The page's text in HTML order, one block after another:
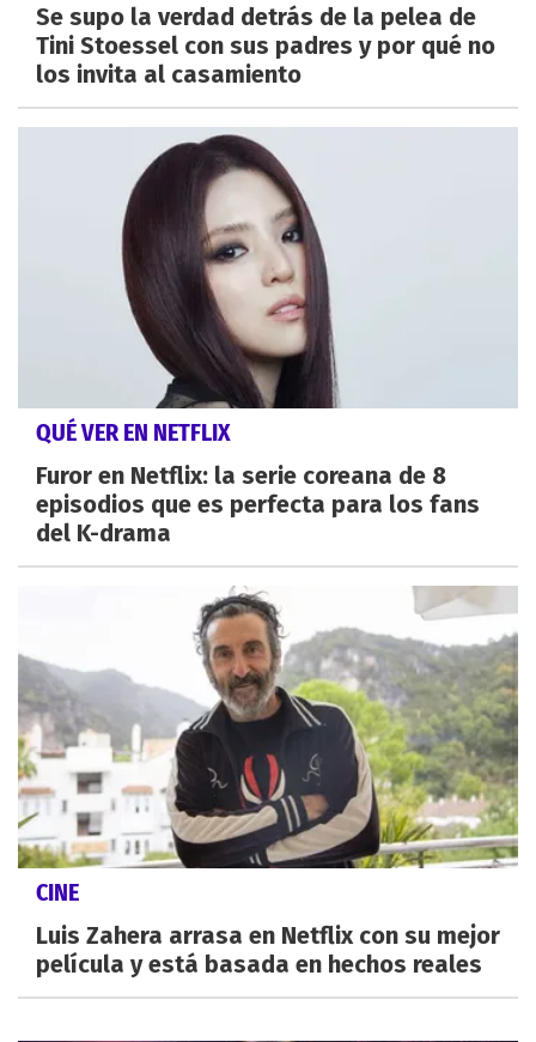
Se supo la verdad detrás de la pelea de
Tini Stoessel con sus padres y por qué no
los invita al casamiento
QUÉ VER EN NETFLIX
Furor en Netflix: la serie coreana de 8
episodios que es perfecta para los fans
del K-drama
CINE
Luis Zahera arrasa en Netflix con su mejor
película y está basada en hechos reales